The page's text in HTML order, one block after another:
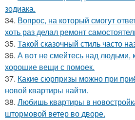
зодиака.
34. Вопрос, на который смогут
хоть раз делал ремонт
35. Такой сказочный стиль часто
36. А вот не смейтесь над людьми,
хорошие вещи с помоек.
37. Какие сюрпризы можно при
новой квартиры найти.
38. Любишь квартиры в
штормовой ветер во дворе.